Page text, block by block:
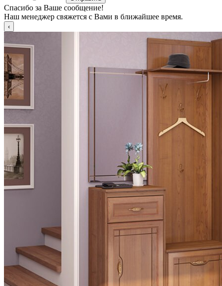
Спасибо за Ваше сообщение!
Наш менеджер свяжется с Вами в ближайшее время.